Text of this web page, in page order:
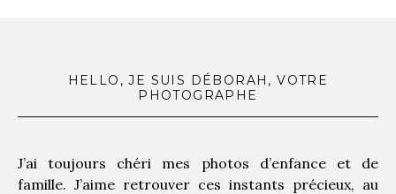
PORTFOLIO
INFOS
CONTACT
HELLO, JE SUIS DÉBORAH, VOTRE
PHOTOGRAPHE
J’ai toujours chéri mes photos d’enfance et de
famille. J’aime retrouver ces instants précieux, au